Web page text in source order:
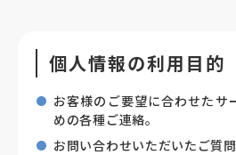
個人情報の利用目的
お客様のご要望に合わせたサ
めの各種ご連絡。
お問い合わせいただいたご質